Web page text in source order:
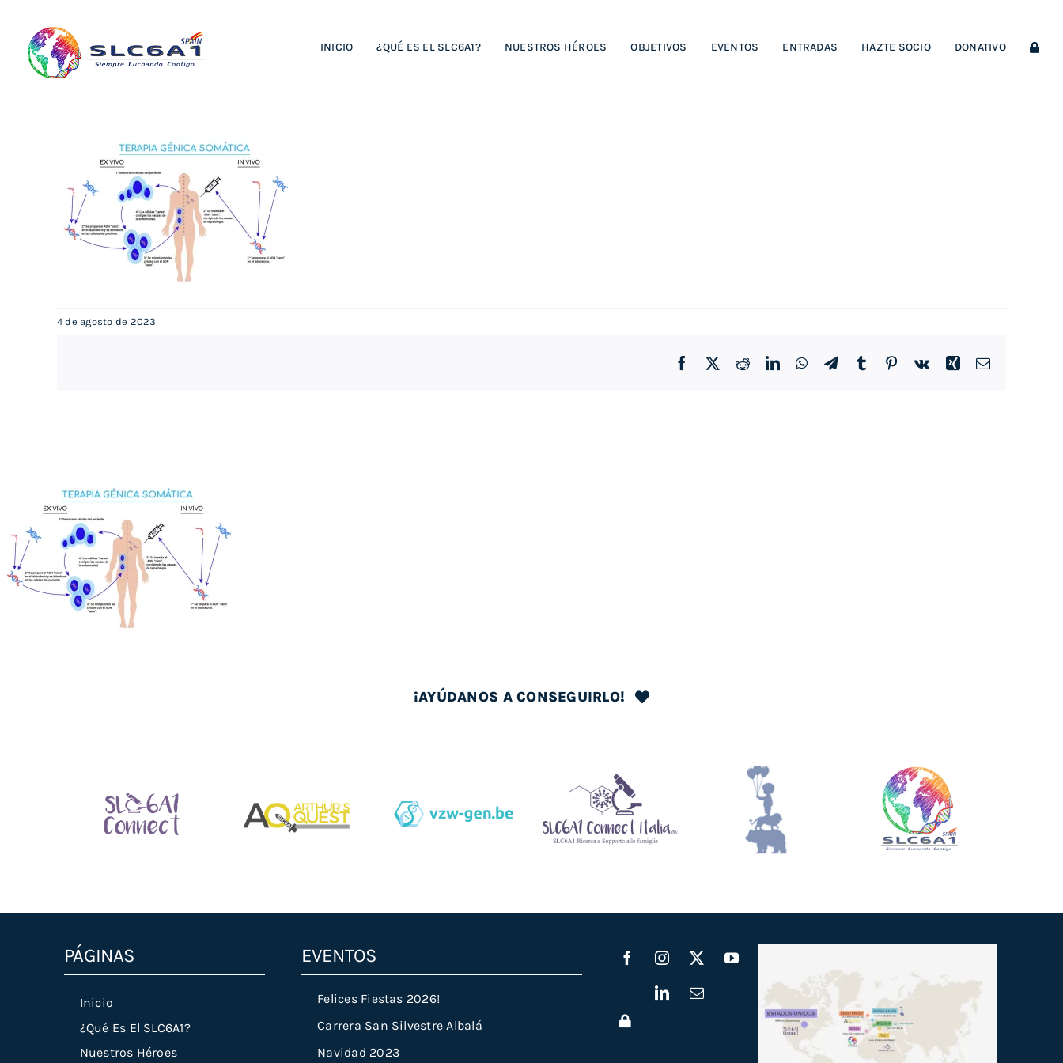
contenido
INICIO ¿QUÉ ES EL SLC6A1? NUESTROS HÉROES OBJETIVOS EVENTOS ENTRADAS HAZTE SOCIO DONATIVO
4 de agosto de 2023
Facebook
TwitterRedditLinkedInWhatsAppTelegram
TumblrPinterest
Vk XingCorreo
¡AYÚDANOS A CONSEGUIRLO!
PÁGINAS
Inicio
¿Qué Es El SLC6A1?
Nuestros Héroes
EVENTOS
Felices Fiestas 2026!
Carrera San Silvestre Albalá
Navidad 2023